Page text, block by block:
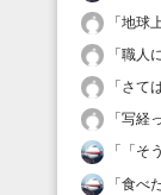
「地球
「職人
「さて
「写経
「 「
「食べ